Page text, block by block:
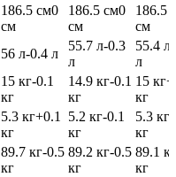
186.5 см0
см
186.5 см0
см
186.5
см
56 л-0.4 л
55.7 л-0.3
л
55.4 л
л
15 кг-0.1
кг
14.9 кг-0.1
кг
15 кг
кг
5.3 кг+0.1
кг
5.2 кг-0.1
кг
5.3 кг
кг
89.7 кг-0.5
кг
89.2 кг-0.5
кг
89.1 кг
кг